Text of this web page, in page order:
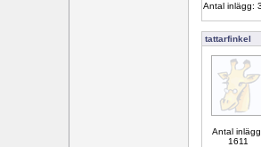
Antal inlägg:
tattarfinkel
Antal
1611